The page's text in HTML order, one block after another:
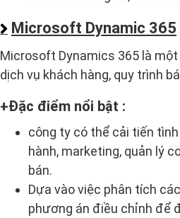
Microsoft Dynamic 365
Microsoft Dynamics 365 là
dịch vụ khách hàng, quy trình
Đặc điểm nổi bật :
công ty có thể cải tiến
hành, marketing, quản lý
bán.
Dựa vào việc phân tích
phương án điều chỉnh để